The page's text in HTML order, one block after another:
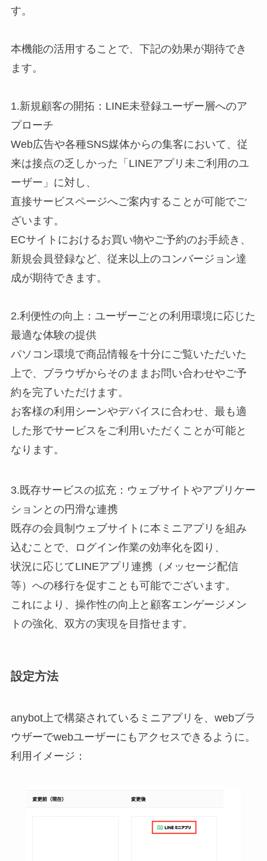
す。
本機能の活用することで、下記の効果が期待でき
ます。
1.新規顧客の開拓：LINE未登録ユーザー層へのア
プローチ
Web広告や各種SNS媒体からの集客において、従
来は接点の乏しかった「LINEアプリ未ご利用のユ
ーザー」に対し、
直接サービスページへご案内することが可能でご
ざいます。
ECサイトにおけるお買い物やご予約のお手続き、
新規会員登録など、従来以上のコンバージョン達
成が期待できます。
2.利便性の向上：ユーザーごとの利用環境に応じた
最適な体験の提供
パソコン環境で商品情報を十分にご覧いただいた
上で、ブラウザからそのままお問い合わせやご予
約を完了いただけます。
お客様の利用シーンやデバイスに合わせ、最も適
した形でサービスをご利用いただくことが可能と
なります。
3.既存サービスの拡充：ウェブサイトやアプリケー
ションとの円滑な連携
既存の会員制ウェブサイトに本ミニアプリを組み
込むことで、ログイン作業の効率化を図り、
状況に応じてLINEアプリ連携（メッセージ配信
等）への移行を促すことも可能でございます。
これにより、操作性の向上と顧客エンゲージメン
トの強化、双方の実現を目指せます。
設定方法
anybot上で構築されているミニアプリを、webブラ
ウザーでwebユーザーにもアクセスできるように。
利用イメージ：